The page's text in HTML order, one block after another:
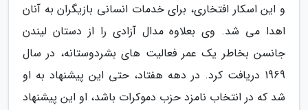
و این اسکار افتخاری، برای خدمات انسانی بازیگران به آنان
اهدا می شد. وی بعلاوه مدال آزادی را از دستان لیندن
جانسن بخاطر یک عمر فعالیت های بشردوستانه، در سال
1969 دریافت کرد. در دهه هفتاد، حتی این پیشنهاد به او
شد که در انتخاب نامزد حزب دموکرات باشد، او این پیشنهاد